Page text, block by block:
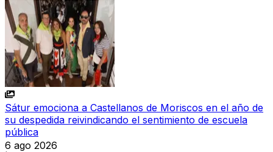
Sátur emociona a Castellanos de Moriscos en el año de
su despedida reivindicando el sentimiento de escuela
pública
6 ago 2026